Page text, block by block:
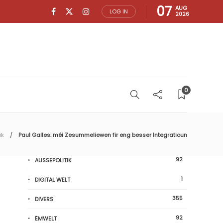
LOG IN 07 AUG
2026
0
Paul Galles: méi Zesummeliewen fir eng besser Integratioun
AUSSEPOLITIK 92
DIGITAL WELT 1
DIVERS 355
ËMWELT 92